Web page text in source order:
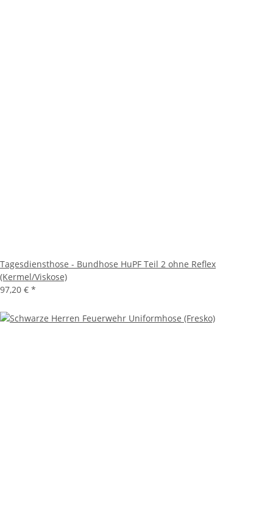
Tagesdiensthose - Bundhose HuPF Teil 2 ohne Reflex
(Kermel/Viskose)
97,20 € *